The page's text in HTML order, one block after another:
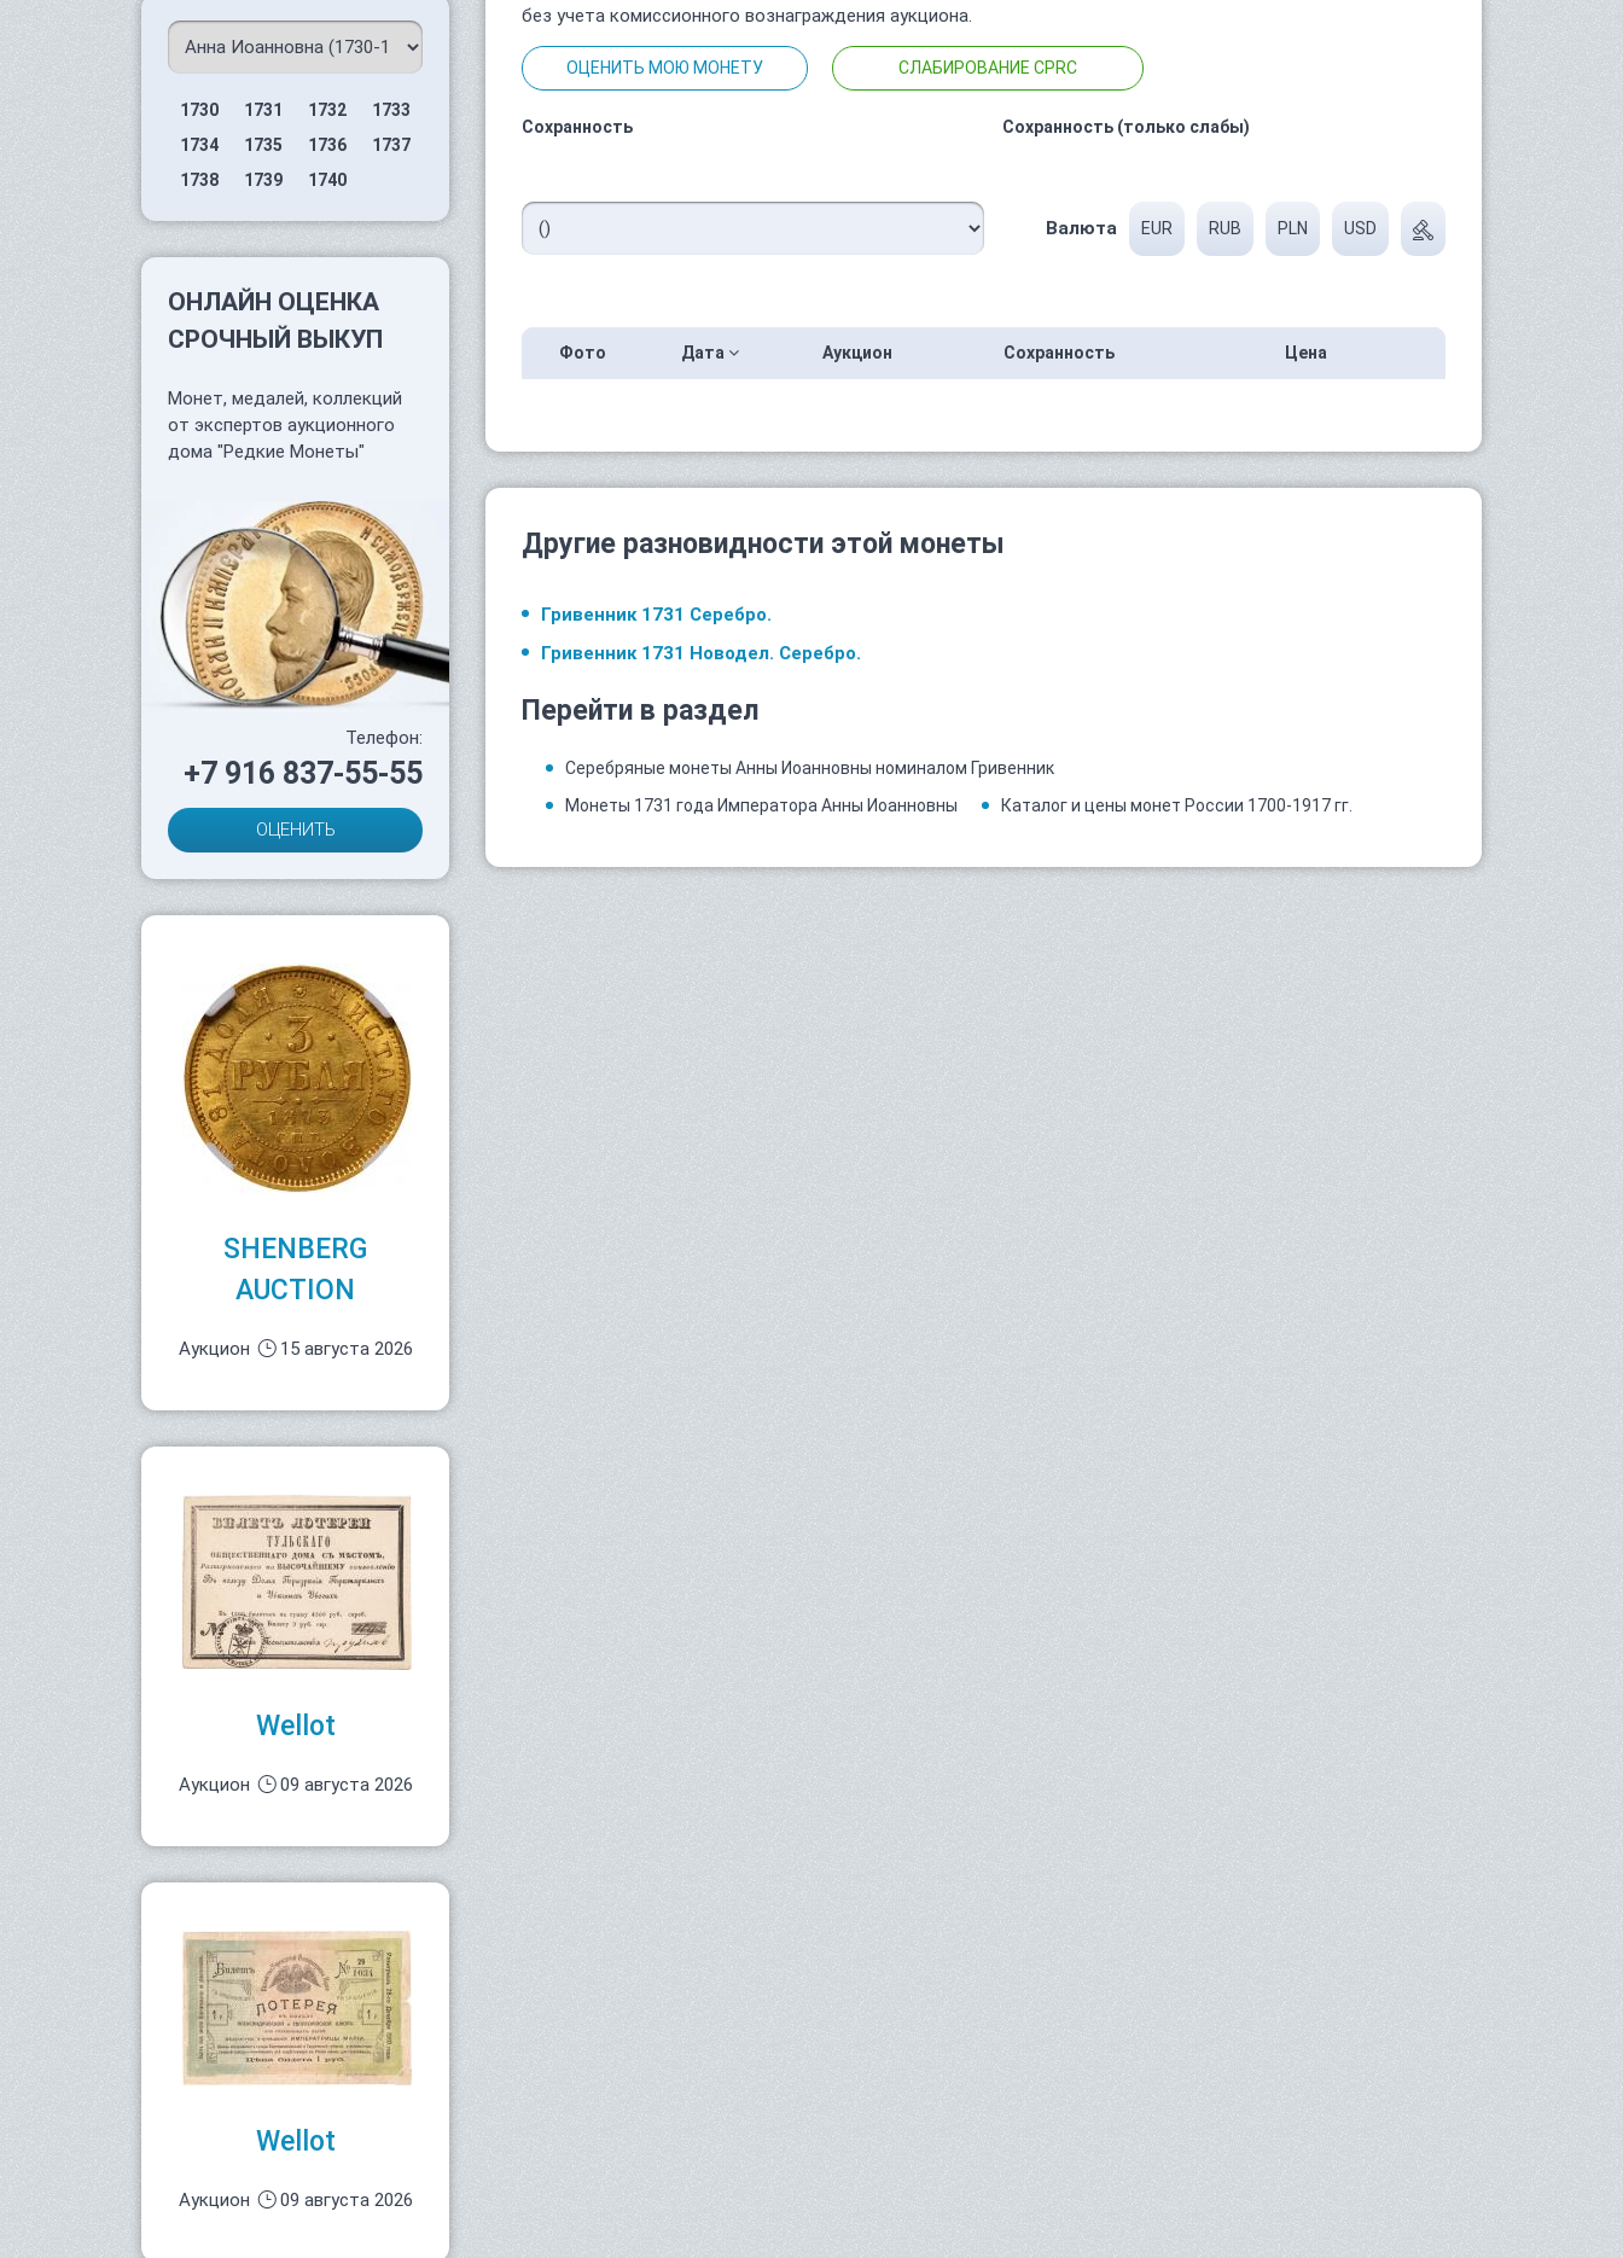
1730 1731 1732
1733
1734
1735 1736
1737
1738
1739 1740
ОНЛАЙН ОЦЕНКА
СРОЧНЫЙ ВЫКУП
Монет, медалей, коллекций
от экспертов аукционного
дома "Редкие Монеты"
Телефон:
+7 916 837-55-55
ОЦЕНИТЬ
SHENBERG
AUCTION
Аукцион 15 августа 2026
Wellot
Аукцион 09 августа 2026
Wellot
Аукцион 09 августа 2026
без учета комиссионного вознаграждения аукциона.
ОЦЕНИТЬ МОЮ МОНЕТУ СЛАБИРОВАНИЕ CPRC
Сохранность Сохранность (только слабы)
Валюта EUR RUB PLN USD
Фото Дата Аукцион Сохранность Цена
Другие разновидности этой монеты
Гривенник 1731 Серебро.
Гривенник 1731 Новодел. Серебро.
Перейти в раздел
Серебряные монеты Анны Иоанновны номиналом Гривенник
Монеты 1731 года Императора Анны Иоанновны
Каталог и цены монет России 1700-1917 гг.